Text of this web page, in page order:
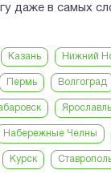
даже в самых
Казань Нижний
Пермь Волгоград
Ярославль
Набережные Челны
Курск